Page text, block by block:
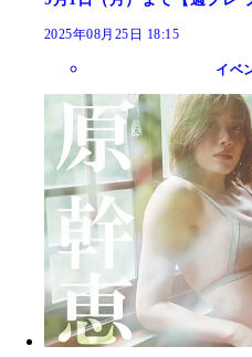
2025年08月25日 18:15
イベ